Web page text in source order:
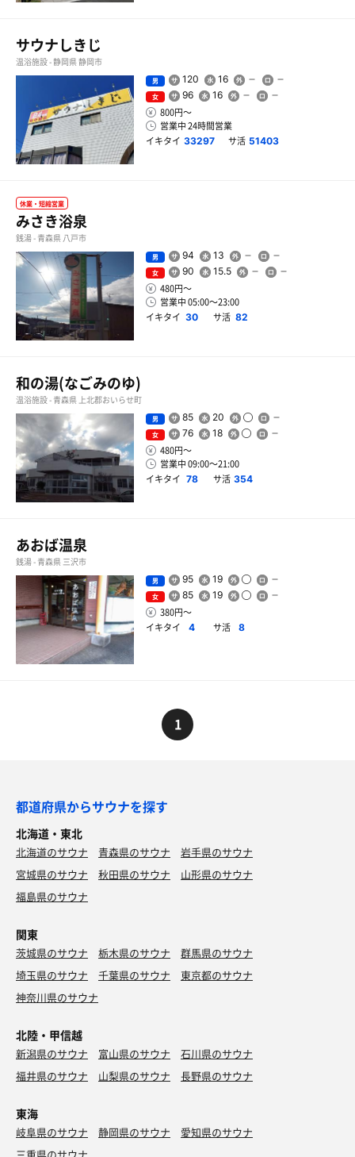
サウナしきじ
温浴施設 - 静岡県 静岡市
男 120 16
女 96 16
800円〜
営業中 24時間営業
イキタイ 33297 サ活 51403
休業・短縮営業
みさき浴泉
銭湯 - 青森県 八戸市
男 94 13
女 90 15.5
480円〜
営業中 05:00〜23:00
イキタイ 30 サ活 82
和の湯(なごみのゆ)
温浴施設 - 青森県 上北郡おいらせ町
男 85 20
女 76 18
480円〜
営業中 09:00〜21:00
イキタイ 78 サ活 354
あおば温泉
銭湯 - 青森県 三沢市
男 95 19
女 85 19
380円〜
イキタイ
4 サ活 8
1
都道府県からサウナを探す
北海道・東北
北海道のサウナ 青森県のサウナ
岩手県のサウナ
宮城県のサウナ
秋田県のサウナ
山形県のサウナ
福島県のサウナ
関東
茨城県のサウナ 栃木県のサウナ
群馬県のサウナ
埼玉県のサウナ
千葉県のサウナ
東京都のサウナ
神奈川県のサウナ
北陸・甲信越
新潟県のサウナ 富山県のサウナ
石川県のサウナ
福井県のサウナ
山梨県のサウナ 長野県のサウナ
東海
岐阜県のサウナ 静岡県のサウナ
愛知県のサウナ